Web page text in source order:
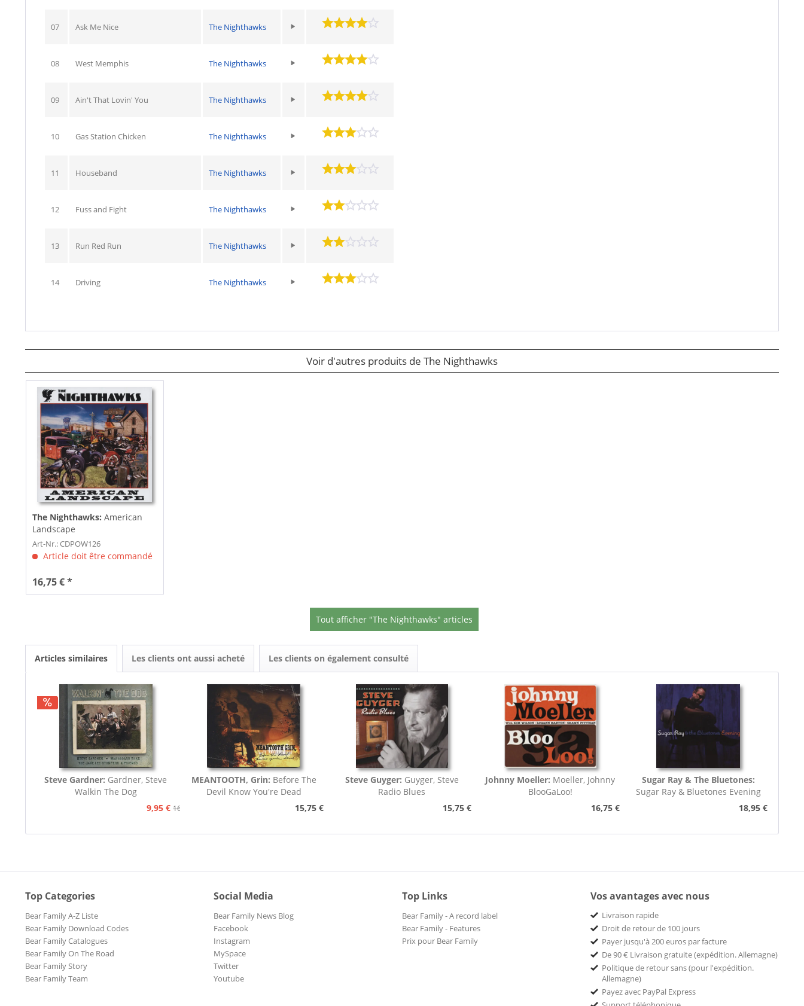
07 Ask Me Nice The Nighthawks
08 West Memphis The Nighthawks
09 Ain't That Lovin' You The Nighthawks
10 Gas Station Chicken The Nighthawks
11 Houseband The Nighthawks
12 Fuss and Fight The Nighthawks
13 Run Red Run The Nighthawks
14 Driving The Nighthawks
Voir d'autres produits de The Nighthawks
The Nighthawks: American
Landscape
Art-Nr.: CDPOW126
Article doit être commandé
16,75 € *
Tout afficher "The Nighthawks" articles
Articles similaires Les clients ont aussi acheté Les clients on également consulté
Steve Gardner: Gardner, Steve
Walkin The Dog
9,95 € 16,75 €
MEANTOOTH, Grin: Before The
Devil Know You're Dead
15,75 €
Steve Guyger: Guyger, Steve
Radio Blues
15,75 €
Johnny Moeller: Moeller, Johnny
BlooGaLoo!
16,75 €
Sugar Ray & The Bluetones:
Sugar Ray & Bluetones Evening
18,95 €
Top Categories
Bear Family A-Z Liste
Bear Family Download Codes
Bear Family Catalogues
Bear Family On The Road
Bear Family Story
Bear Family Team
Social Media
Bear Family News Blog
Facebook
Instagram
MySpace
Twitter
Youtube
Top Links
Bear Family - A record label
Bear Family - Features
Prix pour Bear Family
Vos avantages avec nous
Livraison rapide
Droit de retour de 100 jours
Payer jusqu'à 200 euros par facture
De 90 € Livraison gratuite (expédition. Allemagne)
Politique de retour sans (pour l'expédition.
Allemagne)
Payez avec PayPal Express